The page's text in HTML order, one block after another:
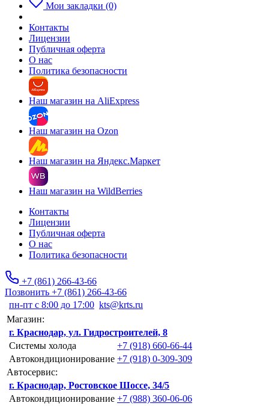
Мои закладки (0)
Контакты
Лицензии
Публичная оферта
О нас
Политика безопасности
Наш магазин на AliExpress
Наш магазин на Ozon
Наш магазин на Яндекс.Маркет
Наш магазин на WildBerries
Контакты
Лицензии
Публичная оферта
О нас
Политика безопасности
+7 (861) 266-43-66
Позвонить +7 (861) 266-43-66
пн-пт с 8:00 до 17:00 kts@krts.ru
Магазин:
г. Краснодар, ул. Гидростроителей, 8
Системы холода
+7 (918) 660-66-44
Автокондиционирование +7 (918) 0-309-309
Автосервис:
г. Краснодар, Ростовское Шоссе, 34/5
Автокондиционирование +7 (988) 360-06-06